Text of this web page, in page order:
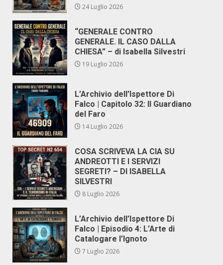
24 Luglio 2026
“GENERALE CONTRO
GENERALE. IL CASO DALLA
CHIESA” – di Isabella Silvestri
19 Luglio 2026
L’Archivio dell’Ispettore Di
Falco | Capitolo 32: Il Guardiano
del Faro
14 Luglio 2026
COSA SCRIVEVA LA CIA SU
ANDREOTTI E I SERVIZI
SEGRETI? – DI ISABELLA
SILVESTRI
8 Luglio 2026
L’Archivio dell’Ispettore Di
Falco | Episodio 4: L’Arte di
Catalogare l’Ignoto
7 Luglio 2026